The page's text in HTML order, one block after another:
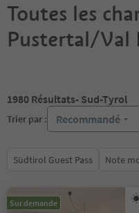
Toutes les
Pustertal/Val
1980 Résultats- Sud-Tyrol
Trier par : Recommandé
Südtirol Guest Pass Note
Sur demande